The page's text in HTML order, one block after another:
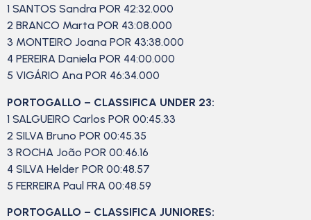
1 SANTOS Sandra POR 42:32.000
2 BRANCO Marta POR 43:08.000
3 MONTEIRO Joana POR 43:38.000
4 PEREIRA Daniela POR 44:00.000
5 VIGÁRIO Ana POR 46:34.000
PORTOGALLO – CLASSIFICA UNDER 23:
1 SALGUEIRO Carlos POR 00:45.33
2 SILVA Bruno POR 00:45.35
3 ROCHA João POR 00:46.16
4 SILVA Helder POR 00:48.57
5 FERREIRA Paul FRA 00:48.59
PORTOGALLO – CLASSIFICA JUNIORES: